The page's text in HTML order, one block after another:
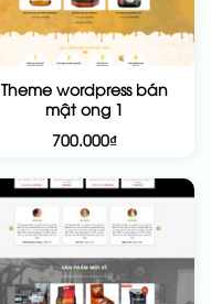
Theme wordpress bán
mật ong 1
700.000₫